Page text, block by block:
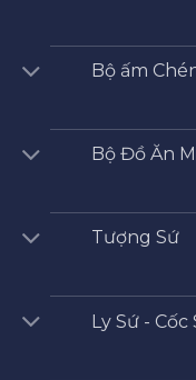
Bộ ấm
Bộ Đồ Ăn
Tượng Sứ
Ly Sứ - Cốc